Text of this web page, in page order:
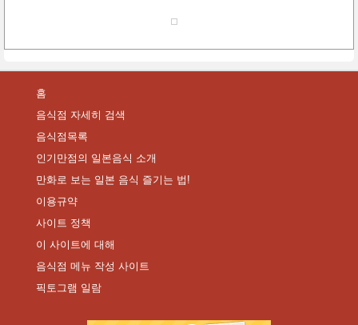
홈
음식점 자세히 검색
음식점목록
인기만점의 일본음식 소개
만화로 보는 일본 음식 즐기는 법!
이용규약
사이트 정책
이 사이트에 대해
음식점 메뉴 작성 사이트
픽토그램 일람